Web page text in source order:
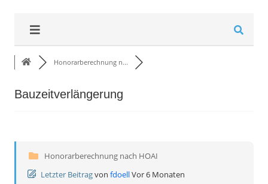
Honorarberechnung n...
Bauzeitverlängerung
Honorarberechnung nach HOAI
Letzter Beitragvon fdoellVor 6 Monaten